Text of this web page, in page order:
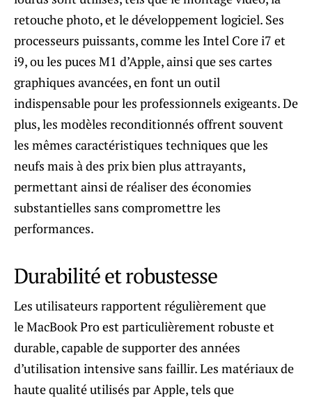
retouche photo, et le développement logiciel. Ses
processeurs puissants, comme les Intel Core i7 et
i9, ou les puces M1 d’Apple, ainsi que ses cartes
graphiques avancées, en font un outil
indispensable pour les professionnels exigeants. De
plus, les modèles reconditionnés offrent souvent
les mêmes caractéristiques techniques que les
neufs mais à des prix bien plus attrayants,
permettant ainsi de réaliser des économies
substantielles sans compromettre les
performances.
Durabilité et robustesse
Les utilisateurs rapportent régulièrement que
le MacBook Pro est particulièrement robuste et
durable, capable de supporter des années
d’utilisation intensive sans faillir. Les matériaux de
haute qualité utilisés par Apple, tels que